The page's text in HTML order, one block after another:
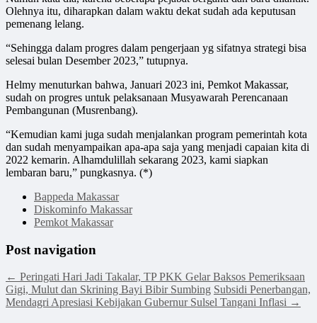
Olehnya itu, diharapkan dalam waktu dekat sudah ada keputusan
pemenang lelang.
“Sehingga dalam progres dalam pengerjaan yg sifatnya strategi bisa
selesai bulan Desember 2023,” tutupnya.
Helmy menuturkan bahwa, Januari 2023 ini, Pemkot Makassar,
sudah on progres untuk pelaksanaan Musyawarah Perencanaan
Pembangunan (Musrenbang).
“Kemudian kami juga sudah menjalankan program pemerintah kota
dan sudah menyampaikan apa-apa saja yang menjadi capaian kita di
2022 kemarin. Alhamdulillah sekarang 2023, kami siapkan
lembaran baru,” pungkasnya. (*)
Bappeda Makassar
Diskominfo Makassar
Pemkot Makassar
Post navigation
← Peringati Hari Jadi Takalar, TP PKK Gelar Baksos Pemeriksaan
Gigi, Mulut dan Skrining Bayi Bibir Sumbing Subsidi Penerbangan,
Mendagri Apresiasi Kebijakan Gubernur Sulsel Tangani Inflasi →